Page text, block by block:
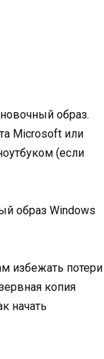
образ.
Microsoft или
(если
образ Windows
избежать потери
копия
начать